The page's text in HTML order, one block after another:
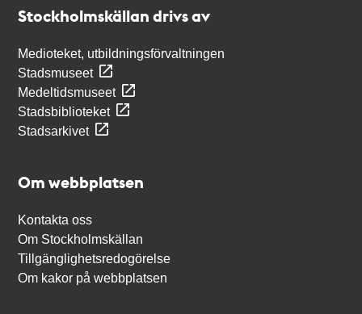
Stockholmskällan drivs av
Medioteket, utbildningsförvaltningen
Stadsmuseet
Medeltidsmuseet
Stadsbiblioteket
Stadsarkivet
Om webbplatsen
Kontakta oss
Om Stockholmskällan
Tillgänglighetsredogörelse
Om kakor på webbplatsen